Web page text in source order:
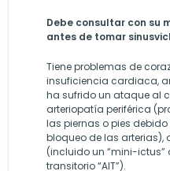
Debe consultar con su
antes de tomar
Tiene problemas de
insuficiencia cardiaca,
ha sufrido un ataque al
arteriopatía periférica
las piernas o pies
bloqueo de las arterias),
(incluido un “mini-
transitorio “AIT”).